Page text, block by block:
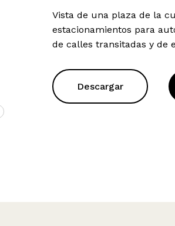
Vista de una plaza de la
estacionamientos para
de calles transitadas y de
Descargar